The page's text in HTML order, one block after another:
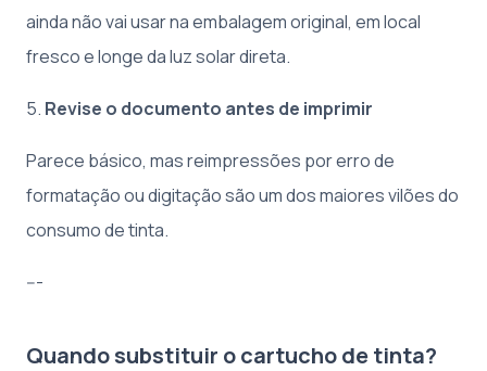
ainda não vai usar na embalagem original, em local
fresco e longe da luz solar direta.
5. Revise o documento antes de imprimir
Parece básico, mas reimpressões por erro de
formatação ou digitação são um dos maiores vilões do
consumo de tinta.
---
Quando substituir o cartucho de tinta?